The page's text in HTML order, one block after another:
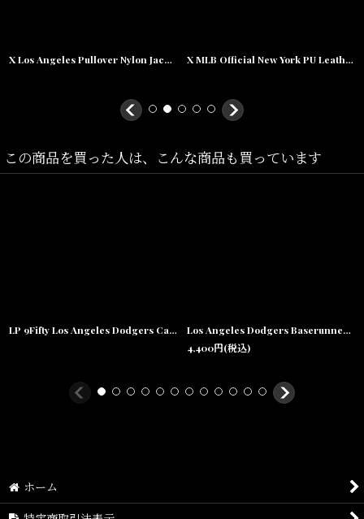
XXL(着丈:82cm,身幅:69cm,肩幅:56cm,袖丈:32cm)
POLYESTER
X Los Angeles Pullover Nylon Jacket ロサンゼルス ドジャース ナイロン プルオーバー ジャケット MLB 公式 Official X MLB Official New York PU Leather Stadium Jacket ニューヨーク レザー スタジアム ジャケット 公式
この商品を買った人は、こんな商品も買っています
LP 9Fifty Los Angeles Dodgers Cap MLB ロサンゼルス ドジャース Classic クラシック MLB 公式 Official
Los Angeles Dodgers Baserunner Clean Up Cap Khaki ロサンゼルス ドジャース ベースランナー クリーンナップ スモール ロゴ キャップ 帽子
4,400円(税込)
ホーム